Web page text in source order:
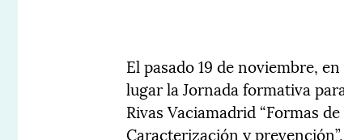
El pasado 19 de noviembre,
lugar la Jornada formativa
Rivas Vaciamadrid “Formas
Caracterización y